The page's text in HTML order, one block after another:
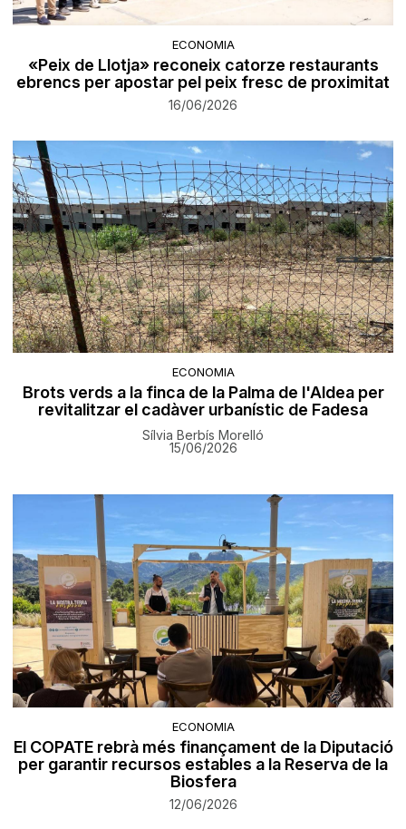
ECONOMIA
«Peix de Llotja» reconeix catorze restaurants
ebrencs per apostar pel peix fresc de proximitat
16/06/2026
ECONOMIA
Brots verds a la finca de la Palma de l'Aldea per
revitalitzar el cadàver urbanístic de Fadesa
Sílvia Berbís Morelló
15/06/2026
ECONOMIA
El COPATE rebrà més finançament de la Diputació
per garantir recursos estables a la Reserva de la
Biosfera
12/06/2026